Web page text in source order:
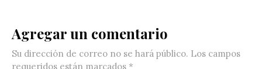
Agregar un comentario
Su dirección de correo no se hará público. Los campos
requeridos están marcados *